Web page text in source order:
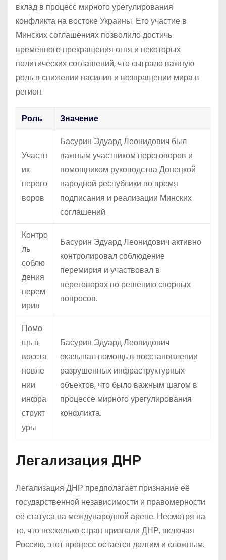
вклад в процесс мирного урегулирования
конфликта на востоке Украины. Его участие в
Минских соглашениях позволило достичь
временного прекращения огня и некоторых
политических соглашений, что сыграло важную
роль в снижении насилия и возвращении мира в
регион.
Роль Значение
Участн
ик
перего
воров
Басурин Эдуард Леонидович был
важным участником переговоров и
помощником руководства Донецкой
народной республики во время
подписания и реализации Минских
соглашений.
Контро
ль
соблю
дения
перем
ирия
Басурин Эдуард Леонидович активно
контролировал соблюдение
перемирия и участвовал в
переговорах по решению спорных
вопросов.
Помо
щь в
восста
новле
нии
инфра
структ
уры
Басурин Эдуард Леонидович
оказывал помощь в восстановлении
разрушенных инфраструктурных
объектов, что было важным шагом в
процессе мирного урегулирования
конфликта.
Легализация ДНР
Легализация ДНР предполагает признание её
государственной независимости и правомерности
её статуса на международной арене. Несмотря на
то, что несколько стран признали ДНР, включая
Россию, этот процесс остается долгим и сложным.